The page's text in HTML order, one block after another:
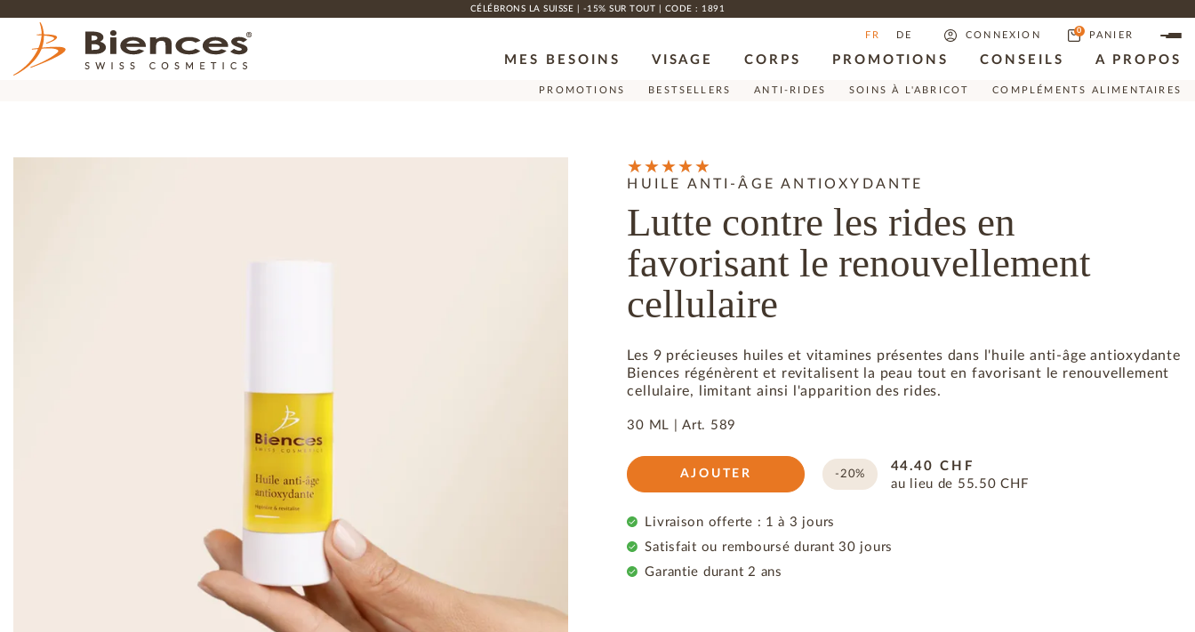
CÉLÉBRONS LA SUISSE | -15% SUR TOUT | CODE : 1891
FR DE CONNEXION 0 PANIER
MES BESOINS VISAGE CORPS PROMOTIONS CONSEILS A PROPOS
PROMOTIONS BESTSELLERS ANTI-RIDES SOINS À L'ABRICOT COMPLÉMENTS ALIMENTAIRES
HUILE ANTI-ÂGE ANTIOXYDANTE
Lutte contre les rides en
favorisant le renouvellement
cellulaire
Les 9 précieuses huiles et vitamines présentes dans l'huile anti-âge antioxydante
Biences régénèrent et revitalisent la peau tout en favorisant le renouvellement
cellulaire, limitant ainsi l'apparition des rides.
30 ML |Art. 589
AJOUTER -20%
44.40 CHF
au lieu de 55.50 CHF
Livraison offerte : 1 à 3 jours
Satisfait ou remboursé durant 30 jours
Garantie durant 2 ans